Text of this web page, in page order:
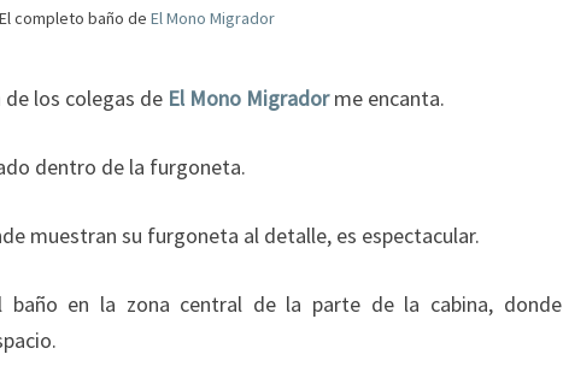
El completo baño deEl Mono Migrador
los colegas de El Mono Migradorme encanta.
dentro de la furgoneta.
muestran su furgoneta al detalle, es espectacular.
baño en la zona central de la parte de la cabina, donde